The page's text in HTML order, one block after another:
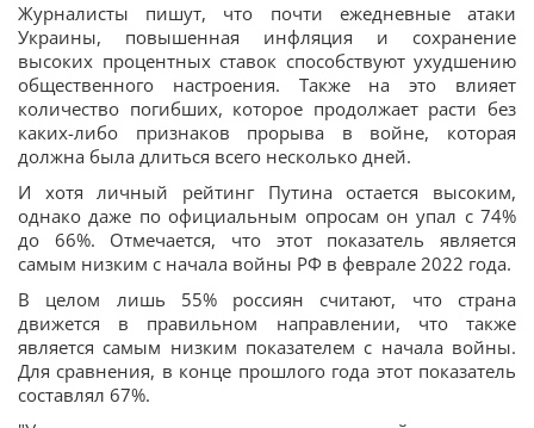
Журналисты пишут, что почти ежедневные атаки
Украины, повышенная инфляция и сохранение
высоких процентных ставок способствуют ухудшению
общественного настроения. Также на это влияет
количество погибших, которое продолжает расти без
каких-либо признаков прорыва в войне, которая
должна была длиться всего несколько дней.
И хотя личный рейтинг Путина остается высоким,
однако даже по официальным опросам он упал с 74%
до 66%. Отмечается, что этот показатель является
самым низким с начала войны РФ в феврале 2022 года.
В целом лишь 55% россиян считают, что страна
движется в правильном направлении, что также
является самым низким показателем с начала войны.
Для сравнения, в конце прошлого года этот показатель
составлял 67%.